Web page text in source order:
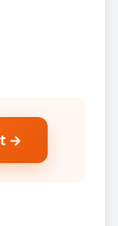
→